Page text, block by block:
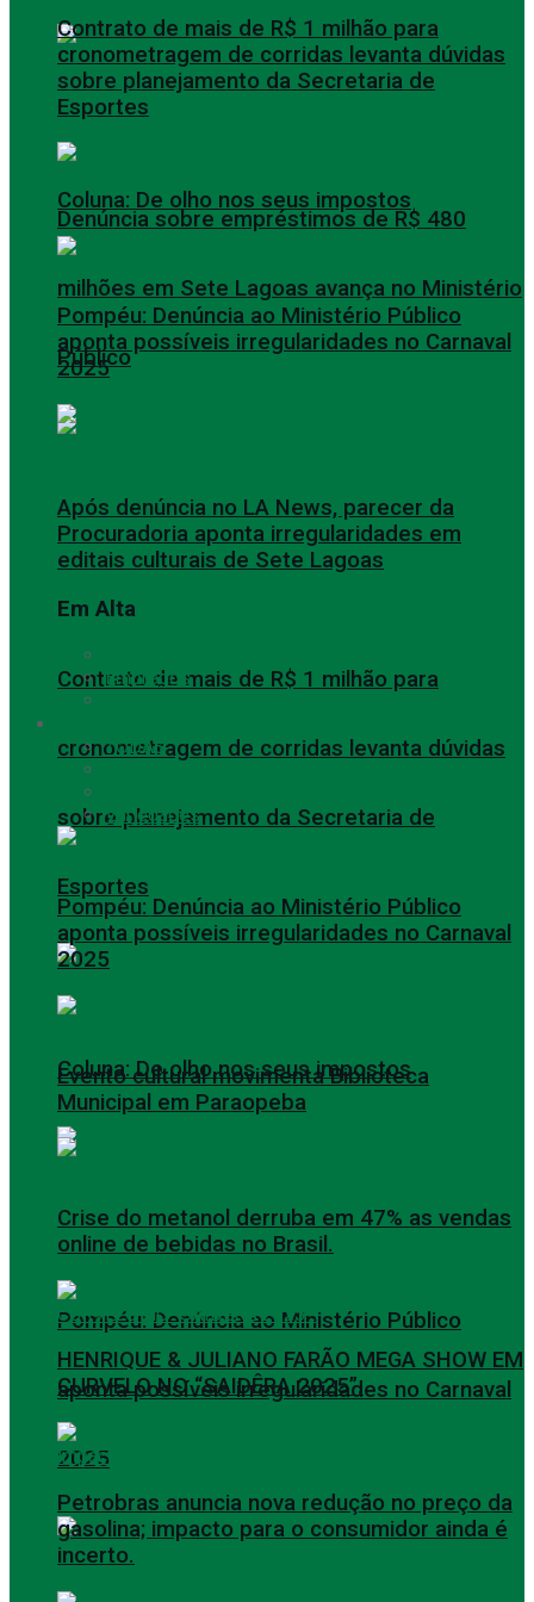
Denúncia sobre empréstimos de R$ 480
milhões em Sete Lagoas avança no Ministério
Público
Contrato de mais de R$ 1 milhão para
cronometragem de corridas levanta dúvidas
sobre planejamento da Secretaria de
Esportes
Coluna: De olho nos seus impostos
Pompéu: Denúncia ao Ministério Público
aponta possíveis irregularidades no Carnaval
2025
Contrato de mais de R$ 1 milhão para
cronometragem de corridas levanta dúvidas
sobre planejamento da Secretaria de
Esportes
Coluna: De olho nos seus impostos
Pompéu: Denúncia ao Ministério Público
aponta possíveis irregularidades no Carnaval
2025
Após denúncia no LA News, parecer da
Procuradoria aponta irregularidades em
editais culturais de Sete Lagoas
Em Alta
Empregos
TODAS
Variedades
Pompéu: Denúncia ao Ministério Público
aponta possíveis irregularidades no Carnaval
2025
Evento cultural movimenta Biblioteca
Municipal em Paraopeba
Crise do metanol derruba em 47% as vendas
online de bebidas no Brasil.
HENRIQUE & JULIANO FARÃO MEGA SHOW EM
CURVELO NO “SAIDÊRA 2025”.
Petrobras anuncia nova redução no preço da
gasolina; impacto para o consumidor ainda é
incerto.